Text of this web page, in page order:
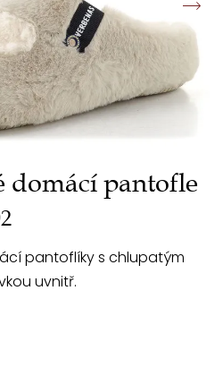
domácí pantofle
pantoflíky s chlupatým
uvnitř.